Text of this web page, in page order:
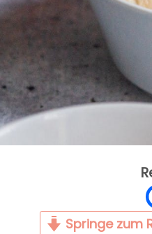
Springe zum